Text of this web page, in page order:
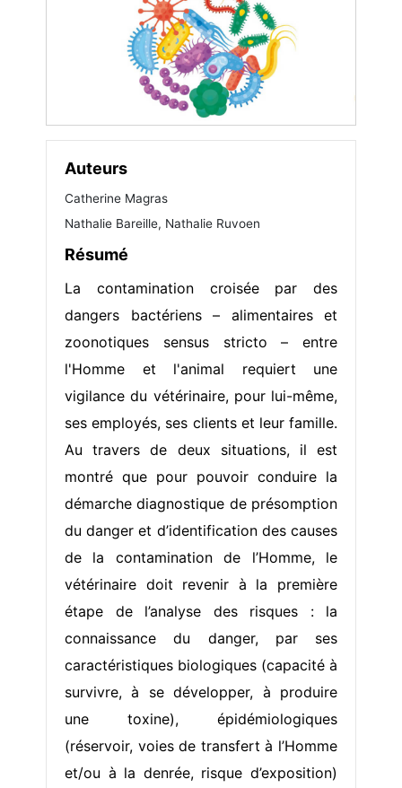
Auteurs
Catherine Magras
Nathalie Bareille, Nathalie Ruvoen
Résumé
La contamination croisée par des
dangers bactériens – alimentaires et
zoonotiques sensus stricto – entre
l'Homme et l'animal requiert une
vigilance du vétérinaire, pour lui-même,
ses employés, ses clients et leur famille.
Au travers de deux situations, il est
montré que pour pouvoir conduire la
démarche diagnostique de présomption
du danger et d’identification des causes
de la contamination de l’Homme, le
vétérinaire doit revenir à la première
étape de l’analyse des risques : la
connaissance du danger, par ses
caractéristiques biologiques (capacité à
survivre, à se développer, à produire
une toxine), épidémiologiques
(réservoir, voies de transfert à l’Homme
et/ou à la denrée, risque d’exposition)